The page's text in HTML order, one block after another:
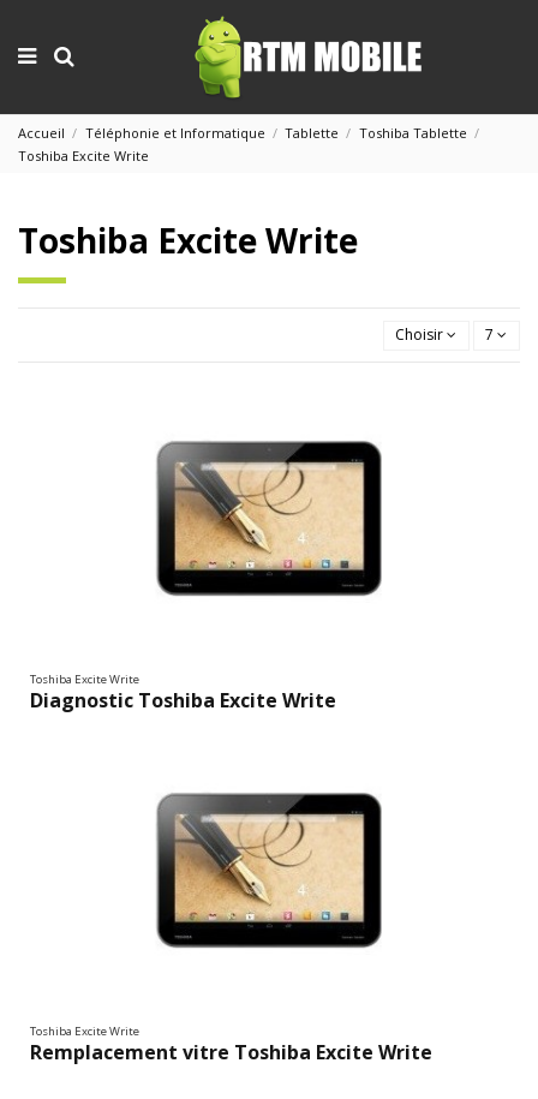
Accueil Téléphonie et Informatique Tablette
Toshiba Tablette
Toshiba Excite Write
Toshiba Excite Write
Choisir 7
Toshiba Excite Write
Diagnostic Toshiba Excite Write
Toshiba Excite Write
Remplacement vitre Toshiba Excite Write